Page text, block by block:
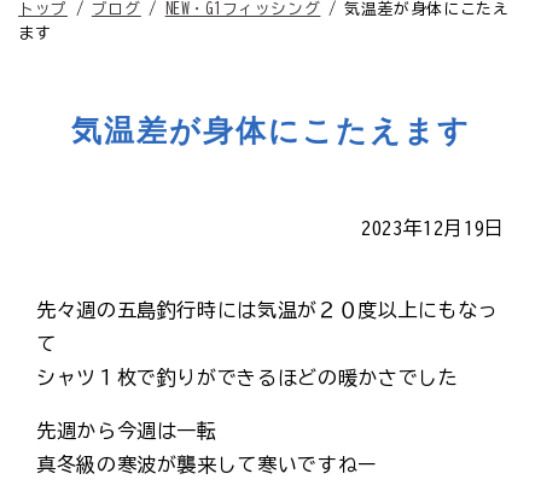
現
在
トップ / ブログ / NEW・G1フィッシング /気温差が身体にこたえ
ます
気温差が身体にこたえます
2023年12月19日
先々週の五島釣行時には気温が２０度以上にもなっ
て
シャツ１枚で釣りができるほどの暖かさでした
先週から今週は一転
真冬級の寒波が襲来して寒いですねー